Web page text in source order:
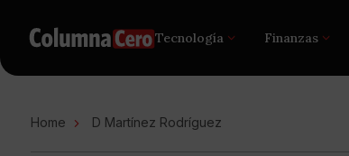
Tecnología Finanzas
Home D Martínez Rodríguez